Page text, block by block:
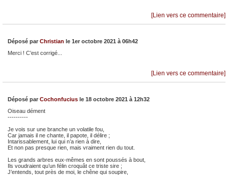
[Lien vers ce commentaire]
Déposé par Christian le 1er octobre 2021 à 06h42
Merci ! C’est corrigé...
[Lien vers ce commentaire]
Déposé par Cochonfucius le 18 octobre 2021 à 12h32
Oiseau dément
----------
Je vois sur une branche un volatile fou,
Car jamais il ne chante, il papote, il délire ;
Intarissablement, lui qui n’a rien à dire,
Et non pas presque rien, mais vraiment rien du tout.
Les grands arbres eux-mêmes en sont poussés à bout,
Ils voudraient qu’un félin croquât ce triste sire ;
J’entends, tout près de moi, le chêne qui soupire,